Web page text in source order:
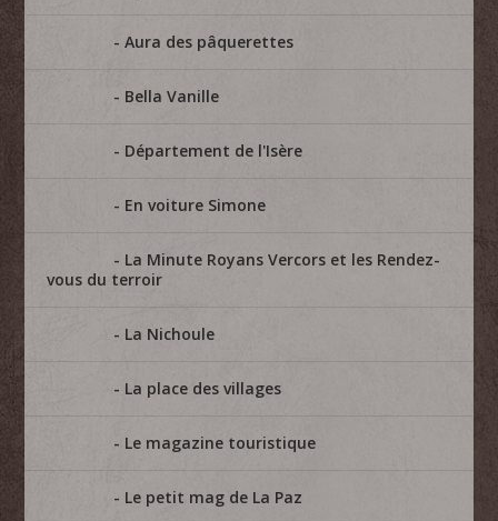
Aura des pâquerettes
Bella Vanille
Département de l'Isère
En voiture Simone
La Minute Royans Vercors et les Rendez-
vous du terroir
La Nichoule
La place des villages
Le magazine touristique
Le petit mag de La Paz